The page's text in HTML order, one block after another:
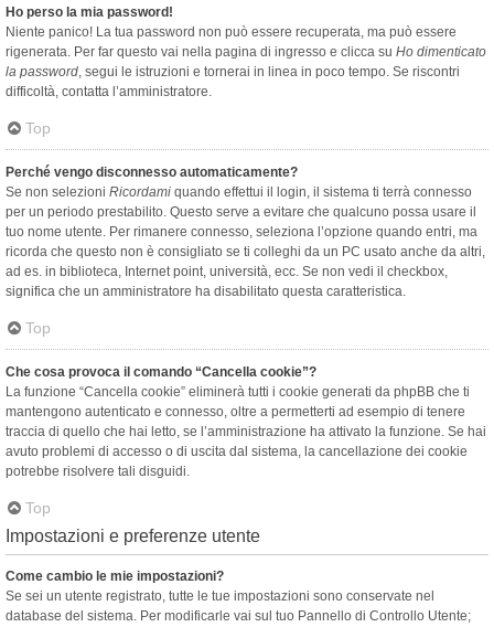
Ho perso la mia password!
Niente panico! La tua password non può essere recuperata, ma può essere
rigenerata. Per far questo vai nella pagina di ingresso e clicca su Ho dimenticato
la password, segui le istruzioni e tornerai in linea in poco tempo. Se riscontri
difficoltà, contatta l’amministratore.
Top
Perché vengo disconnesso automaticamente?
Se non selezioni Ricordami quando effettui il login, il sistema ti terrà connesso
per un periodo prestabilito. Questo serve a evitare che qualcuno possa usare il
tuo nome utente. Per rimanere connesso, seleziona l’opzione quando entri, ma
ricorda che questo non è consigliato se ti colleghi da un PC usato anche da altri,
ad es. in biblioteca, Internet point, università, ecc. Se non vedi il checkbox,
significa che un amministratore ha disabilitato questa caratteristica.
Top
Che cosa provoca il comando “Cancella cookie”?
La funzione “Cancella cookie” eliminerà tutti i cookie generati da phpBB che ti
mantengono autenticato e connesso, oltre a permetterti ad esempio di tenere
traccia di quello che hai letto, se l’amministrazione ha attivato la funzione. Se hai
avuto problemi di accesso o di uscita dal sistema, la cancellazione dei cookie
potrebbe risolvere tali disguidi.
Top
Impostazioni e preferenze utente
Come cambio le mie impostazioni?
Se sei un utente registrato, tutte le tue impostazioni sono conservate nel
database del sistema. Per modificarle vai sul tuo Pannello di Controllo Utente;